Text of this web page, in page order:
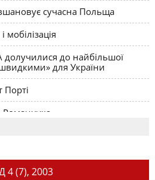
сучасна Польща
долучилися до найбільшої
для України
Романчука
(7), 2003